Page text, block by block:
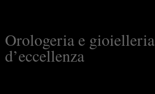
Orologeria e gioielleria
d’eccellenza